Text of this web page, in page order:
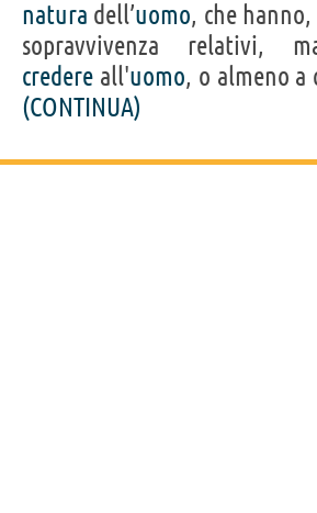
natura dell’uomo, che hanno,
sopravvivenza relativi,
credere all'uomo, o almeno a
(CONTINUA)